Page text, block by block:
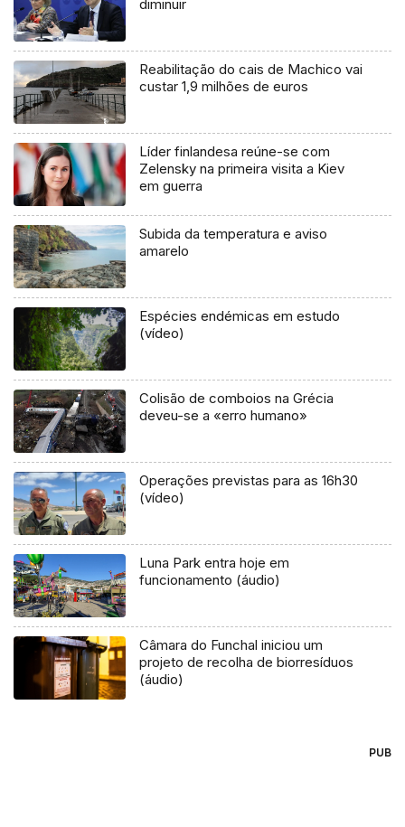
diminuir
Reabilitação do cais de Machico vai
custar 1,9 milhões de euros
Líder finlandesa reúne-se com
Zelensky na primeira visita a Kiev
em guerra
Subida da temperatura e aviso
amarelo
Espécies endémicas em estudo
(vídeo)
Colisão de comboios na Grécia
deveu-se a «erro humano»
Operações previstas para as 16h30
(vídeo)
Luna Park entra hoje em
funcionamento (áudio)
Câmara do Funchal iniciou um
projeto de recolha de biorresíduos
(áudio)
PUB